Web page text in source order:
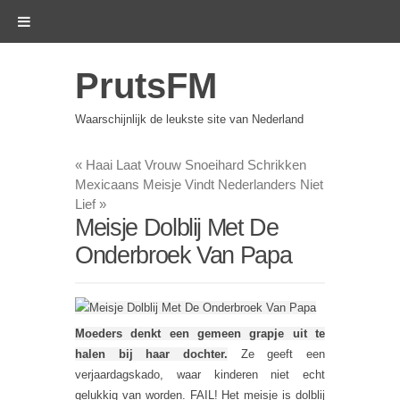
PrutsFM
Waarschijnlijk de leukste site van Nederland
« Haai Laat Vrouw Snoeihard Schrikken
Mexicaans Meisje Vindt Nederlanders Niet
Lief»
Meisje Dolblij Met De
Onderbroek Van Papa
Moeders denkt een gemeen grapje uit te
halen bij haar dochter. Ze geeft een
verjaardagskado, waar kinderen niet echt
gelukkig van worden. FAIL! Het meisje is dolblij